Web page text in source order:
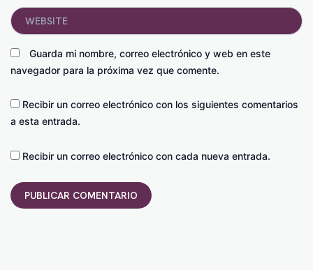
Guarda mi nombre, correo electrónico y web en este
navegador para la próxima vez que comente.
Website
Recibir un correo electrónico con los siguientes comentarios
a esta entrada.
Recibir un correo electrónico con cada nueva entrada.